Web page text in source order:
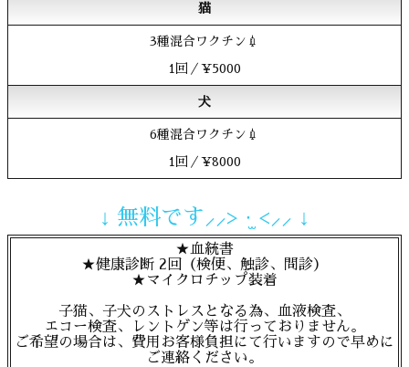
猫
3種混合ワクチン💉
1回／¥5000
犬
6種混合ワクチン💉
1回／¥8000
↓ 無料です⸝⸝> ·̫ <⸝⸝ ↓
★血統書
★健康診断 2回（検便、触診、問診）
★マイクロチップ装着
子猫、子犬のストレスとなる為、血液検査、
エコー検査、レントゲン等は行っておりません。
ご希望の場合は、費用お客様負担にて行いますので早めに
ご連絡ください。